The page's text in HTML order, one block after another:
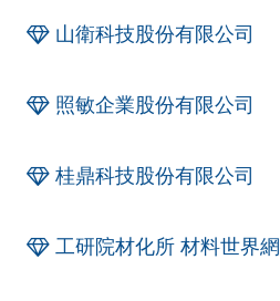
山衛科技股份有限公司
照敏企業股份有限公司
桂鼎科技股份有限公司
工研院材化所 材料世界網